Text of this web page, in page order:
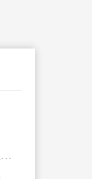
当一口心仪的好酒入喉，世界也从此进入静谧温柔了